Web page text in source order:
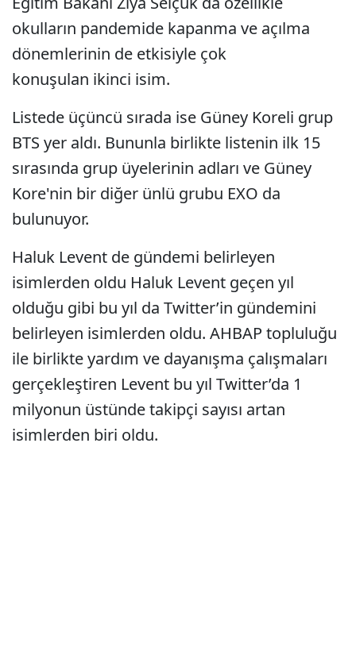
okulların pandemide kapanma ve açılma
dönemlerinin de etkisiyle çok
konuşulan ikinci isim.
Listede üçüncü sırada ise Güney Koreli grup
BTS yer aldı. Bununla birlikte listenin ilk 15
sırasında grup üyelerinin adları ve Güney
Kore'nin bir diğer ünlü grubu EXO da
bulunuyor.
Haluk Levent de gündemi belirleyen
isimlerden oldu Haluk Levent geçen yıl
olduğu gibi bu yıl da Twitter’in gündemini
belirleyen isimlerden oldu. AHBAP topluluğu
ile birlikte yardım ve dayanışma çalışmaları
gerçekleştiren Levent bu yıl Twitter’da 1
milyonun üstünde takipçi sayısı artan
isimlerden biri oldu.